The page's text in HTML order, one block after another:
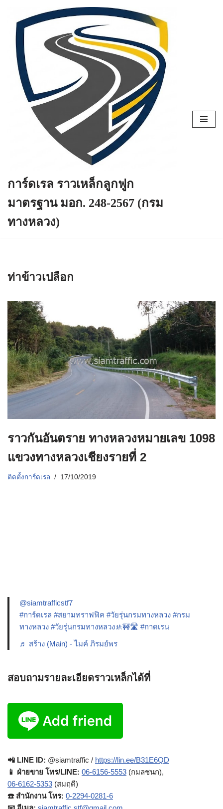
Skip
content
การ์ดเรล ราวเหล็กลูกฟูก
มาตรฐาน มอก. 248-2567 (กรม
ทางหลวง)
ท่าข้าวเปลือก
ราวกันอันตราย ทางหลวงหมายเลข 1098
แขวงทางหลวงเชียงรายที่ 2
ติดตั้งการ์ดเรล 17/10/2019
@siamtrafficstf7
#การ์ดเรล #สยามทราฟฟิค #วัยรุ่นกรมทางหลวง #กรม
ทางหลวง #วัยรุ่นกรมทางหลวง🚸🚧🛣️ #กาดเรน
♬ สร้าง (Main) - ไมค์ ภิรมย์พร
สอบถามรายละเอียดราวเหล็กได้ที่
📲 LINE ID: @siamtraffic / https://lin.ee/B31E6QD
📱 ฝ่ายขาย โทร/LINE: 06-6156-5553 (กมลชนก),
06-6162-5353 (สมฤดี)
☎️ สำนักงาน โทร: 0-2294-0281-6